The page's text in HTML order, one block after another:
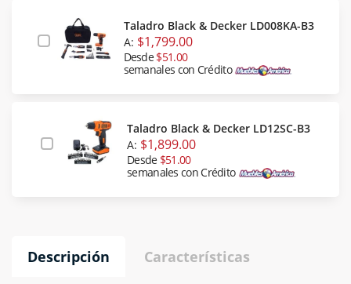
Taladro Black & Decker LD008KA-B3
A: $1,799.00
Desde$51.00
semanales con Crédito
Taladro Black & Decker LD12SC-B3
A: $1,899.00
Desde $51.00
semanales con Crédito
Descripción Características